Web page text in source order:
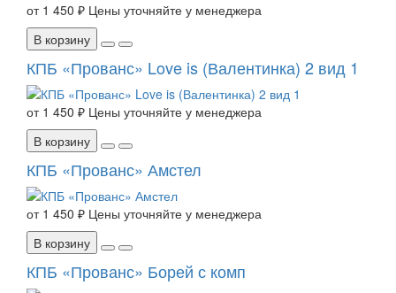
от 1 450 ₽ Цены уточняйте у менеджера
В корзину
КПБ «Прованс» Love is (Валентинка) 2 вид 1
от 1 450 ₽ Цены уточняйте у менеджера
В корзину
КПБ «Прованс» Амстел
от 1 450 ₽ Цены уточняйте у менеджера
В корзину
КПБ «Прованс» Борей с комп